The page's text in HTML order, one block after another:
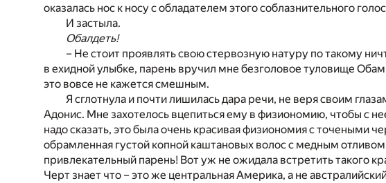
оказалась нос к носу с обладателем этого соблазнительного
И застыла.
Обалдеть!
– Не стоит проявлять свою стервозную натуру по такому
в ехидной улыбке, парень вручил мне безголовое туловище
это вовсе не кажется смешным.
Я сглотнула и почти лишилась дара речи, не веря своим
Адонис. Мне захотелось вцепиться ему в физиономию, чтобы с
надо сказать, это была очень красивая физиономия с точеными
обрамленная густой копной каштановых волос с медным
привлекательный парень! Вот уж не ожидала встретить такого
Черт знает что – это же центральная Америка, а не